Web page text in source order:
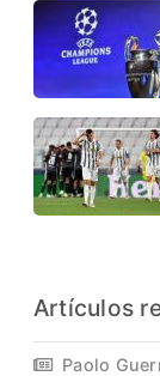
Artículos
Paolo